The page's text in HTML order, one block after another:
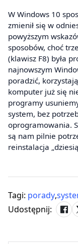
W Windows 10
zmienił się w
powyższym
sposobów, choć
(klawisz F8) była
najnowszym
poradzić,
komputer już się
programy
system, bez
oprogramowania.
są nam pilnie
reinstalacja
Tagi: porady,
Udostępnij: